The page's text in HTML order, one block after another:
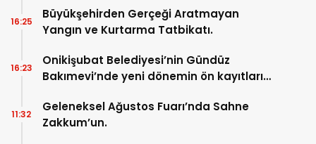
Büyükşehirden Gerçeği Aratmayan
Yangın ve Kurtarma Tatbikatı.
16:25
Onikişubat Belediyesi’nin Gündüz
Bakımevi’nde yeni dönemin ön kayıtları
16:23
Geleneksel Ağustos Fuarı’nda Sahne
Zakkum’un.
11:32